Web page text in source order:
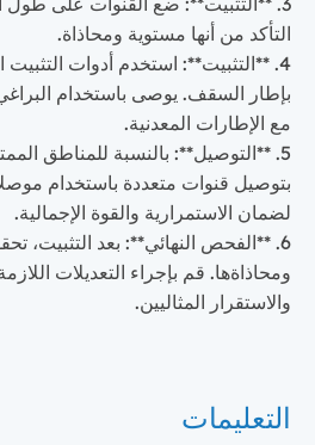
التأكد من أنها مستوية ومحاذاة.
4. **التثبيت**: استخدم أدوات التثبيت
بإطار السقف. يوصى باستخدام
مع الإطارات المعدنية.
5. **التوصيل**: بالنسبة للمناطق
بتوصيل قنوات متعددة باستخدام
لضمان الاستمرارية والقوة الإجمالية.
6. **الفحص النهائي**: بعد التثبيت،
ومحاذاةها. قم بإجراء التعديلات
والاستقرار المثاليين.
التعليمات